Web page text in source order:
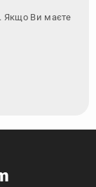
Якщо Ви маєте